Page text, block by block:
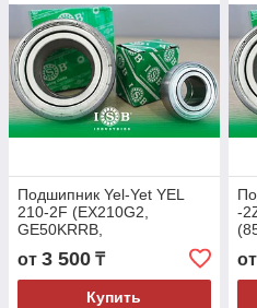
Подшипник Yel-Yet YEL
210-2F (EX210G2,
GE50KRRB,
216429.0,84998747,M-
UEL210D1)
50x90x49,2/62,7
от 3 500 ₸
Купить
-
от